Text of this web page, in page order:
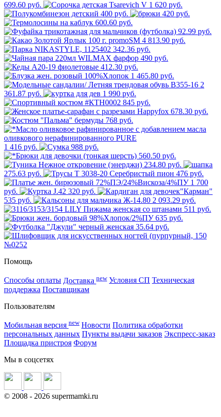
699.60 руб.
620 руб.
400 руб.
420 руб.
600.60 руб.
92.99 руб.
4 813.90 руб.
342.36 руб.
490 руб.
412.30 руб.
1 465.80 руб.
2
361.87 руб.
1 990 руб.
845 руб.
678.30 руб.
768 руб.
1 416 руб.
988 руб.
560.50 руб.
234.80 руб.
275.63 руб.
476 руб.
1 700
руб.
320 руб.
535 руб.
2 093.29 руб.
511 руб.
635 руб.
35.64 руб.
Помощь
Способы оплаты Доставка new Условия СП Техническая
поддержка Поставщикам
Пользователям
Мобильная версия new Новости Политика обработки
персональных данных Пункты выдачи заказов Экспресс-заказ
Площадка пристроя Форум
Мы в соцсетях
© 2008 - 2026 supermamki.ru